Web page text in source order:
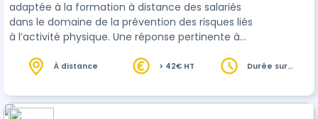
adaptée à la formation à distance des salariés
dans le domaine de la prévention des risques liés
à l’activité physique. Une réponse pertinente à
d’informations au 02.41.20.06.20 Art R4541-8 du
travailleurs dont l’activité comporte des
manutentions manuelles : 1° D’une information
À distance > 42€ HT
Durée sur